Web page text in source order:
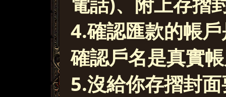
4.確認匯款的帳
確認戶名是真實
5.沒給你存摺封